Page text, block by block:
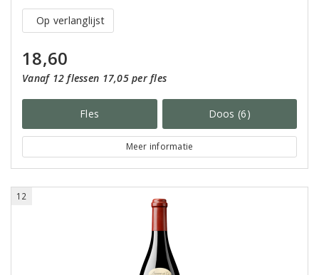
Op verlanglijst
18,60
Vanaf 12 flessen 17,05 per fles
Fles Doos (6)
Meer informatie
12